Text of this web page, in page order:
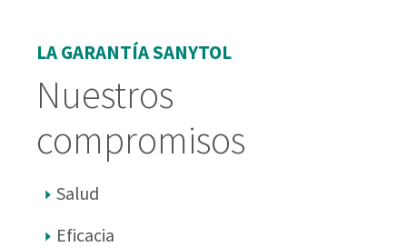
LA GARANTÍA SANYTOL
Nuestros
compromisos
Salud
Eficacia